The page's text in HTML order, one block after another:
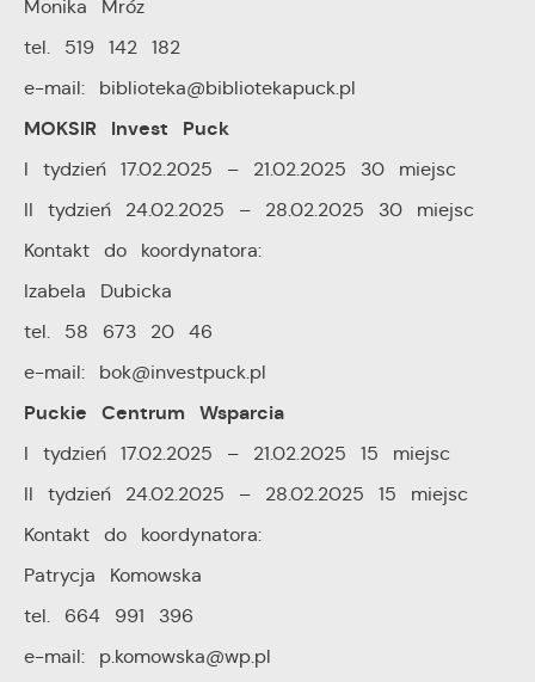
Monika Mróz
tel. 519 142 182
e-mail: biblioteka@bibliotekapuck.pl
MOKSIR Invest Puck
I tydzień 17.02.2025 – 21.02.2025 30 miejsc
II tydzień 24.02.2025 – 28.02.2025 30 miejsc
Kontakt do koordynatora:
Izabela Dubicka
tel. 58 673 20 46
e-mail: bok@investpuck.pl
Puckie Centrum Wsparcia
I tydzień 17.02.2025 – 21.02.2025 15 miejsc
II tydzień 24.02.2025 – 28.02.2025 15 miejsc
Kontakt do koordynatora:
Patrycja Komowska
tel. 664 991 396
e-mail: p.komowska@wp.pl